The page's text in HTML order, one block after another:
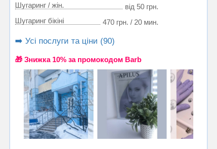
Шугаринг / жін.
від 50 грн.
Шугаринг бікіні
470 грн. / 20 мин.
➡️ Усі послуги та ціни (90)
🎁 Знижка 10% за промокодом Barb